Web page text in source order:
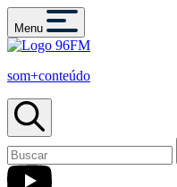
Menu
som+conteúdo